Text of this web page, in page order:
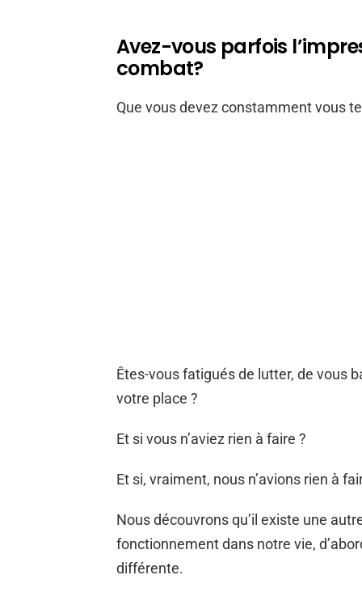
Avez-vous parfois
combat?
Que vous devez constamment vous
Êtes-vous fatigués de lutter, de vous
votre place ?
Et si vous n’aviez rien à faire ?
Et si, vraiment, nous n’avions rien à
Nous découvrons qu’il existe une
fonctionnement dans notre vie,
différente.